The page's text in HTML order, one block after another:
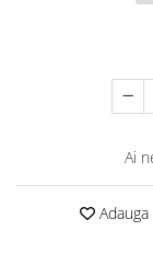
Valentine's Day
Buchete
HOME & OFFICE
Ai
Adauga